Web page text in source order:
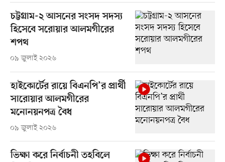
চট্টগ্রাম-২ আসনের সংসদ সদস্য
হিসেবে সরোয়ার আলমগীরের
শপথ
০৯ জুলাই ২০২৬
হাইকোর্টের রায়ে বিএনপি’র প্রার্থী
সারোয়ার আলমগীরের
মনোনয়নপত্র বৈধ
০৯ জুলাই ২০২৬
ভিক্ষা করে নির্বাচনী তহবিলে